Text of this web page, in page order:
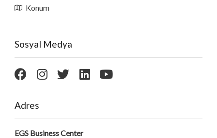
Konum
Sosyal Medya
Adres
EGS Business Center